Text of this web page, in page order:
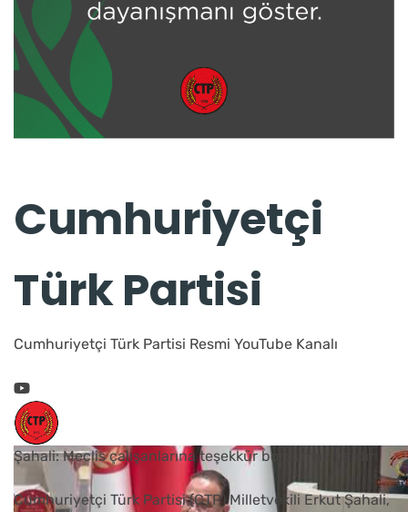
Cumhuriyetçi
Türk Partisi
Cumhuriyetçi Türk Partisi Resmi YouTube Kanalı
Şahali: Meclis çalışanlarına teşekkür borcumuz vardır
Cumhuriyetçi Türk Partisi (CTP) Milletvekili Erkut Şahali,